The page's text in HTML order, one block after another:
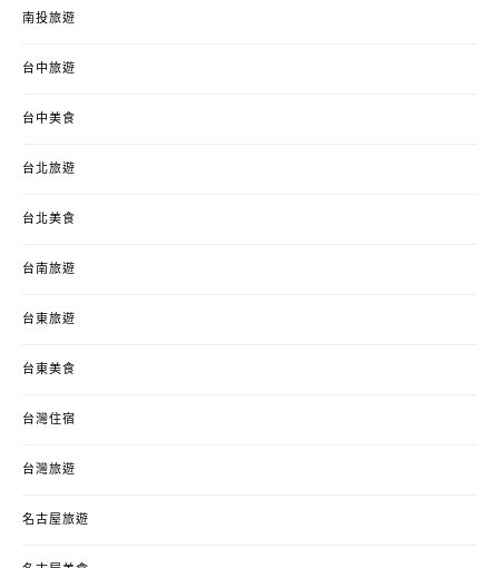
南投旅遊
台中旅遊
台中美食
台北旅遊
台北美食
台南旅遊
台東旅遊
台東美食
台灣住宿
台灣旅遊
名古屋旅遊